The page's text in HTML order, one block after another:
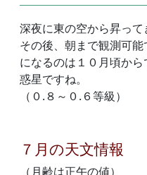
深夜に東の空から昇って
その後、朝まで観測可
になるのは１０月頃か
惑星ですね。
（０.８～０.６等級）
７月の天文情報
（月齢は正午の値）